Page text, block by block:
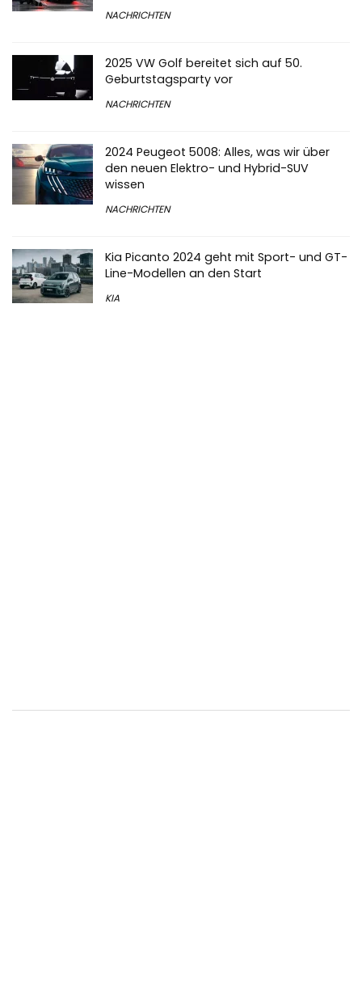
NACHRICHTEN
2025 VW Golf bereitet sich auf 50.
Geburtstagsparty vor
NACHRICHTEN
2024 Peugeot 5008: Alles, was wir über
den neuen Elektro- und Hybrid-SUV
wissen
NACHRICHTEN
Kia Picanto 2024 geht mit Sport- und GT-
Line-Modellen an den Start
KIA